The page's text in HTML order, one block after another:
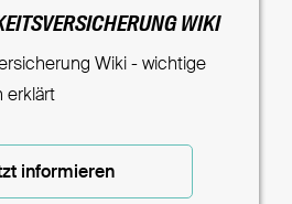
WIKI
Wiki - wichtige
erklärt
informieren